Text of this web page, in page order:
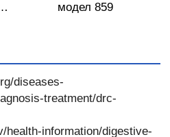
модел 859
diseases-
treatment/drc-
health-information/digestive-